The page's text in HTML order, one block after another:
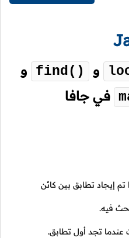
و find() و
في جافا
تم إيجاد تطابق بين كائن
فيه.
عندما تجد أول تطابق.